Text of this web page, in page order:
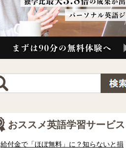
おススメ英語学習サービス
給付金で「ほぼ無料」に？知らないと損